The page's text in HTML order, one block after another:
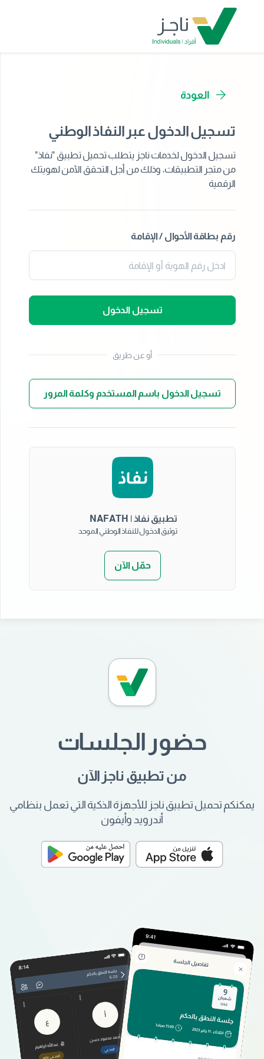
العودة
تسجيل الدخول عبر النفاذ الوطني
تسجيل الدخول لخدمات ناجز يتطلب تحميل تطبيق "نفاذ"
من متجر التطبيقات، وذلك من أجل التحقق الآمن لهويتك
الرقمية
رقم بطاقة الأحوال / الإقامة
تسجيل الدخول
أو عن طريق
تسجيل الدخول باسم المستخدم وكلمة المرور
تطبيق نفاذ | NAFATH
توثيق الدخول للنفاذ الوطني الموحد
حمّل الآن
حضور الجلسات
من تطبيق ناجز الآن
يمكنكم تحميل تطبيق ناجز للأجهزة الذكية التي تعمل بنظامي
أندرويد وأيفون